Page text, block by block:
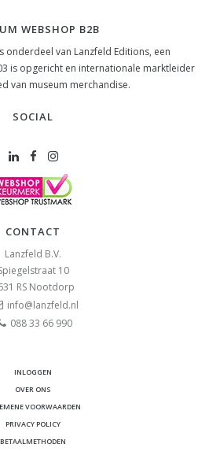
WEBSHOP B2B
onderdeel van Lanzfeld Editions, een
is opgericht en internationale marktleider
van museum merchandise.
SOCIAL
CONTACT
Lanzfeld B.V.
10
RS Nootdorp
info@lanzfeld.nl
088 33 66 990
INLOGGEN
OVER ONS
VOORWAARDEN
PRIVACY POLICY
BETAALMETHODEN